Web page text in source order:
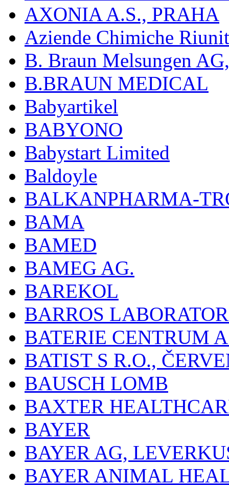
AXONIA A.S., PRAHA
Aziende Chimiche
B. Braun Melsungen
B.BRAUN MEDICAL
Babyartikel
BABYONO
Babystart Limited
Baldoyle
BALKANPHARMA-
BAMA
BAMED
BAMEG AG.
BAREKOL
BARROS
BATERIE CENTRUM
BATIST S R.O.,
BAUSCH LOMB
BAXTER
BAYER
BAYER AG,
BAYER ANIMAL